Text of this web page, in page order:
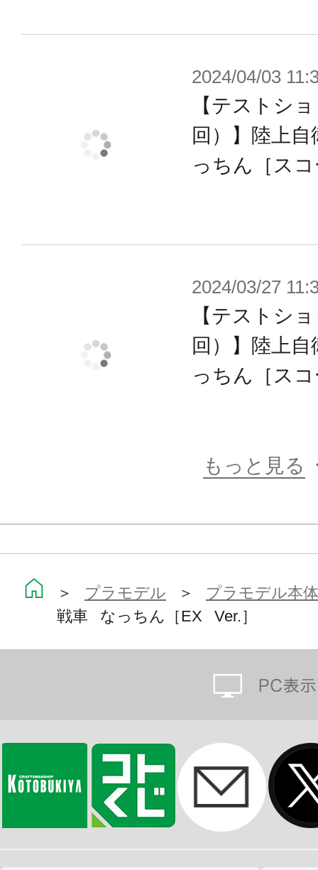
た。
界の書き換え』現象に遭遇。自分達
んされ、結果として『今の世界』が
ナツキとなっちんだけが「認識」で
高度未来予測型サポートAIを搭載し
07式複合耐熱装甲を採用し、新型の
動時間が飛躍的に向上。
身のマルチジョイントを活かした様
また『コックピットシート』はマル
を装備した最新型となっており、現
称『ろく』）III型への互換性も備え
・オリジナルデザイナー：moiさん
したCADデータを使用し、新規装備
・頭部にネコミミ型の「索敵ユニッ
り付けたままでもコックピットハッ
・通常タイプの肩部シールドと差し
2024/04/03
【テストシ
回）】陸上
っちん［ス
2024/03/27
【テストシ
回）】陸上
っちん［ス
もっと見る
＞ プラモデル ＞ プラモデル本体
戦車 なっちん［EX Ver.］